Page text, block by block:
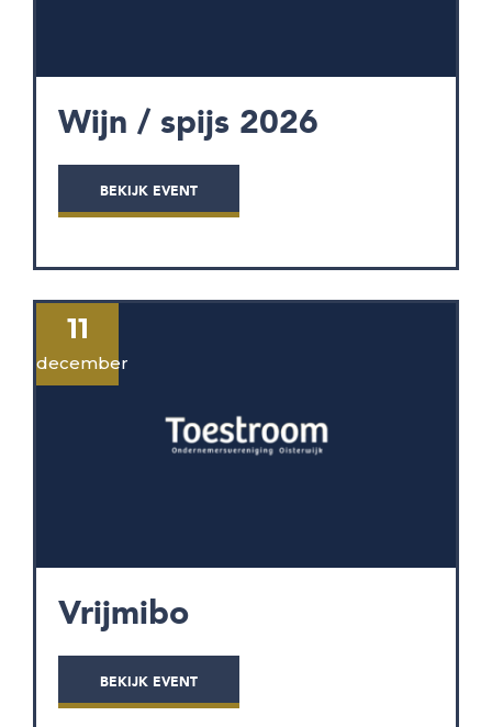
Wijn / spijs 2026
BEKIJK EVENT
11
december
Vrijmibo
BEKIJK EVENT